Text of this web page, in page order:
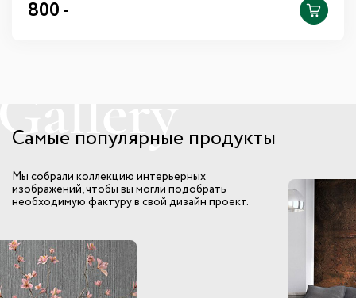
800 -
Самые популярные продукты
Мы собрали коллекцию интерьерных
изображений, чтобы вы могли подобрать
необходимую фактуру в свой дизайн проект.